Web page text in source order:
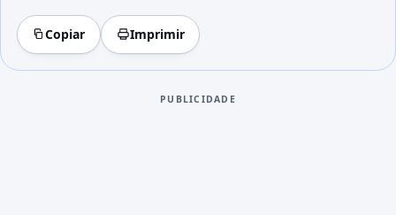
Copiar Imprimir
PUBLICIDADE